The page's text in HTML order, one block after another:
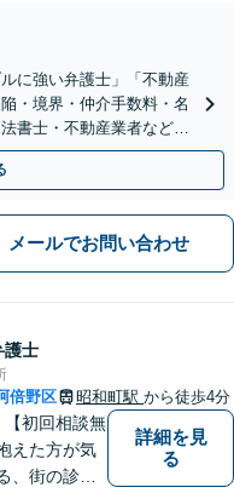
に強い弁護士」「不動産
・境界・仲介手数料・名
書士・不動産業者などと
メールでお問い合わせ
護士
倍野区 昭和町駅 から徒歩4分
【初回相談無
えた方が気
、街の診療
詳細を見
る